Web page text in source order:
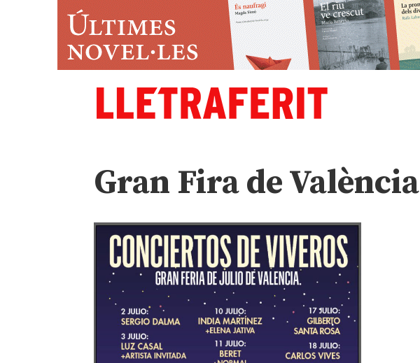
Gran Fira de València